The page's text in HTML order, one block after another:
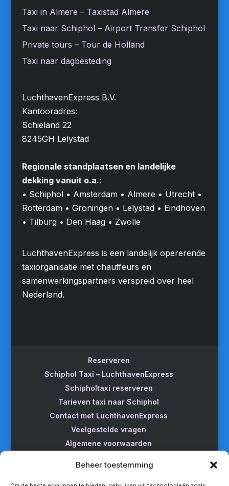
Beheer toestemming
Taxi in Almere – Taxistad Almere
Taxi naar Schiphol – Airport Transfer Schiphol
Private tours – Tour de Holland
Taxi naar dagbesteding
LuchthavenExpress B.V.
Kantooradres:
Schieland 22
8245GH Lelystad
Regionale standplaatsen en landelijke
dekking vanuit o.a.:
• Schiphol • Amsterdam • Almere • Utrecht •
Rotterdam • Groningen • Lelystad • Eindhoven
• Tilburg • Den Haag • Zwolle
LuchthavenExpress is een landelijk opererende
taxiorganisatie met chauffeurs en
samenwerkingspartners verspreid over heel
Nederland.
Reserveren
Schiphol Taxi – LuchthavenExpress
Schipholtaxi reserveren
Tarieven taxi naar Schiphol
Contact met LuchthavenExpress
Veelgestelde vragen
Algemene voorwaarden